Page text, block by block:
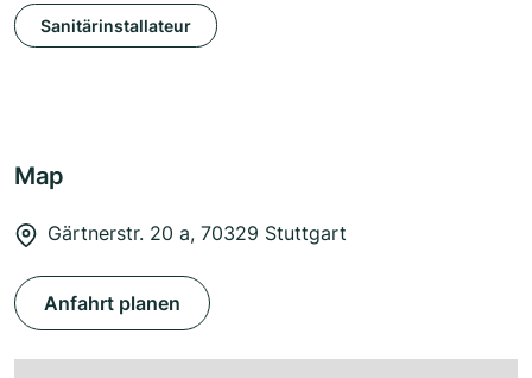
Sanitärinstallateur
Map
Gärtnerstr. 20 a, 70329 Stuttgart
Anfahrt planen